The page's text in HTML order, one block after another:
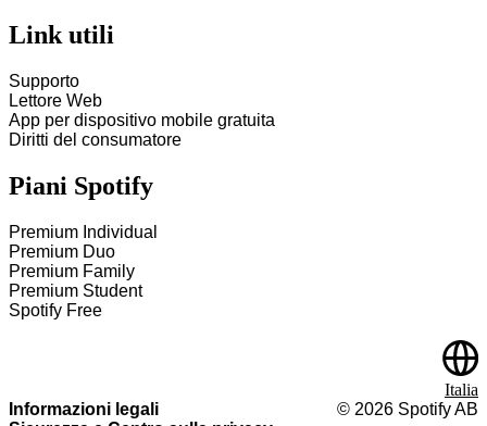
Link utili
Supporto
Lettore Web
App per dispositivo mobile gratuita
Diritti del consumatore
Piani Spotify
Premium Individual
Premium Duo
Premium Family
Premium Student
Spotify Free
Informazioni legali
© 2026 Spotify AB
Italia